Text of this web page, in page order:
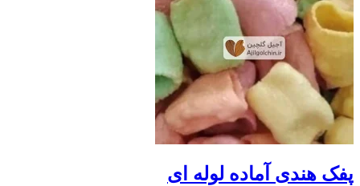
پفک هندی آماده لوله ای